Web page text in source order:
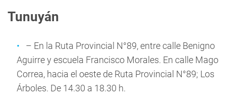
Tunuyán
– En la Ruta Provincial N°89, entre calle Benigno
Aguirre y escuela Francisco Morales. En calle Mago
Correa, hacia el oeste de Ruta Provincial N°89; Los
Árboles. De 14.30 a 18.30 h.